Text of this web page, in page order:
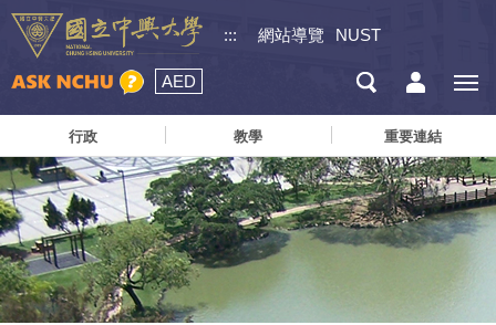
::: 網站導覽 NUST
AED
行政 教學 重要連結